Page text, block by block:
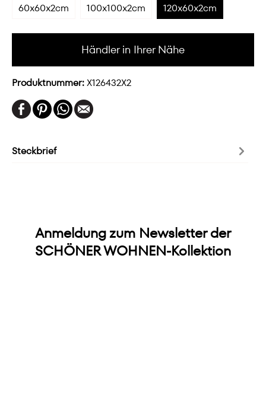
60x60x2cm
100x100x2cm 120x60x2cm
Händler in Ihrer Nähe
Produktnummer:X126432X2
Steckbrief
Anmeldung zum Newsletter der
SCHÖNER WOHNEN-Kollektion